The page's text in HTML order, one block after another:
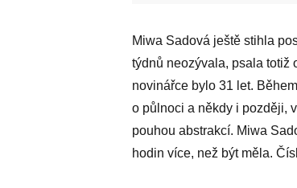
Miwa Sadová ještě stihla
týdnů neozývala, psala totiž
novinářce bylo 31 let.
o půlnoci a někdy i později,
pouhou abstrakcí. Miwa
hodin více, než být měla.